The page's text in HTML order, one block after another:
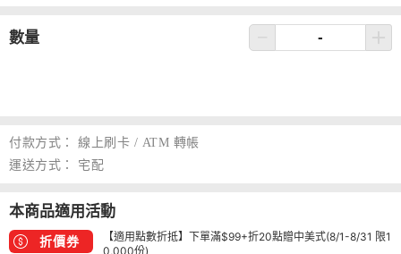
數量
付款方式：
線上刷卡 / ATM 轉帳
運送方式：
宅配
本商品適用活動
折價券
【適用點數折抵】下單滿$99+折20點贈中美式(8/1-8/31 限1
0,000份)